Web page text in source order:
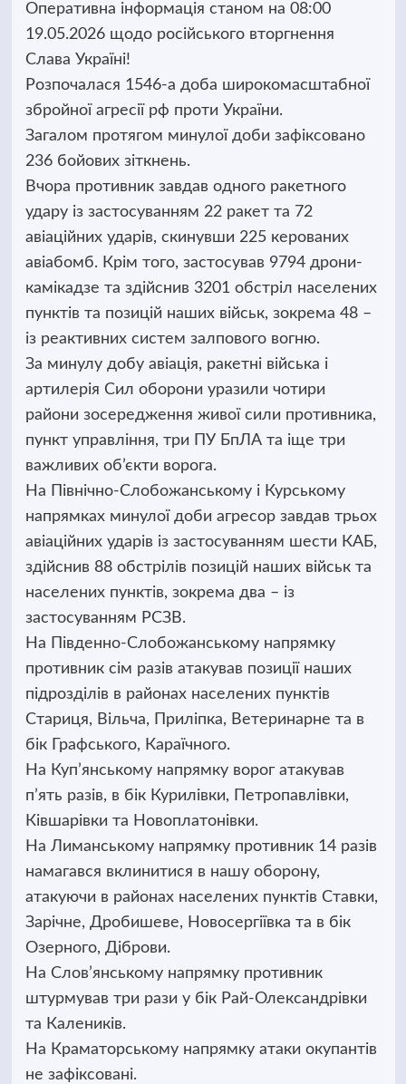
Оперативна інформація станом на 08:00
19.05.2026 щодо російського вторгнення
Слава Україні!
Розпочалася 1546-а доба широкомасштабної
збройної агресії рф проти України.
Загалом протягом минулої доби зафіксовано
236 бойових зіткнень.
Вчора противник завдав одного ракетного
удару із застосуванням 22 ракет та 72
авіаційних ударів, скинувши 225 керованих
авіабомб. Крім того, застосував 9794 дрони-
камікадзе та здійснив 3201 обстріл населених
пунктів та позицій наших військ, зокрема 48 –
із реактивних систем залпового вогню.
За минулу добу авіація, ракетні війська і
артилерія Сил оборони уразили чотири
райони зосередження живої сили противника,
пункт управління, три ПУ БпЛА та іще три
важливих об’єкти ворога.
На Північно-Слобожанському і Курському
напрямках минулої доби агресор завдав трьох
авіаційних ударів із застосуванням шести КАБ,
здійснив 88 обстрілів позицій наших військ та
населених пунктів, зокрема два – із
застосуванням РСЗВ.
На Південно-Слобожанському напрямку
противник сім разів атакував позиції наших
підрозділів в районах населених пунктів
Стариця, Вільча, Приліпка, Ветеринарне та в
бік Графського, Караїчного.
На Куп’янському напрямку ворог атакував
п’ять разів, в бік Курилівки, Петропавлівки,
Ківшарівки та Новоплатонівки.
На Лиманському напрямку противник 14 разів
намагався вклинитися в нашу оборону,
атакуючи в районах населених пунктів Ставки,
Зарічне, Дробишеве, Новосергіївка та в бік
Озерного, Діброви.
На Слов’янському напрямку противник
штурмував три рази у бік Рай-Олександрівки
та Калеників.
На Краматорському напрямку атаки окупантів
не зафіксовані.